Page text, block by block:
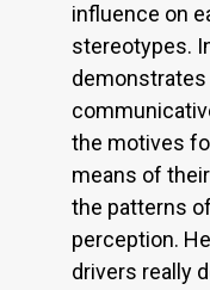
influence on
stereotypes.
the motives
means of
the patterns
perception.
drivers really